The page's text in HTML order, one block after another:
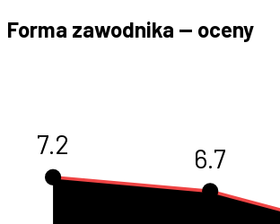
Forma zawodnika — oceny
7.2 6.7